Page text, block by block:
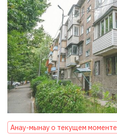
Анау-мынау о текущем моменте